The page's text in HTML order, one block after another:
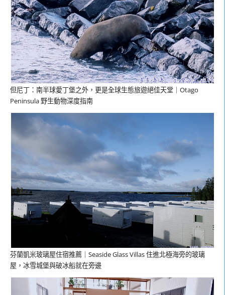
但尼丁：南半球愛丁堡之外，更是全球生態旅遊絕佳天堂｜Otago
Peninsula 野生動物深度指南
芬蘭凱米玻璃屋住宿推薦｜Seaside Glass Villas 住進北極海旁的玻璃
屋，冰雪城堡與破冰船就在旁邊